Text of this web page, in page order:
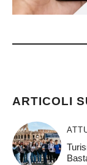
ARTICOLI